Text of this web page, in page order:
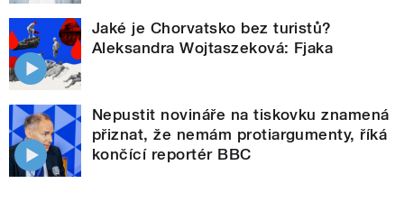
Jaké je Chorvatsko bez turistů?
Aleksandra Wojtaszeková: Fjaka
Nepustit novináře na tiskovku znamená
přiznat, že nemám protiargumenty, říká
končící reportér BBC